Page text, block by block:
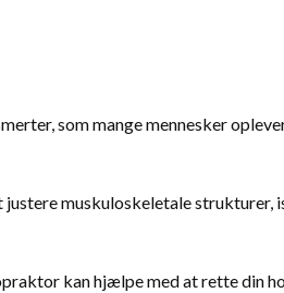
som mange mennesker
muskuloskeletale
kan hjælpe med at rette din